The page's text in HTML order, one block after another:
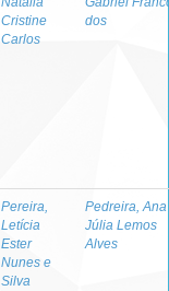
Cristine
Carlos
dos
Pereira,
Letícia
Ester
Nunes e
Silva
Pedreira, Ana
Júlia Lemos
Alves